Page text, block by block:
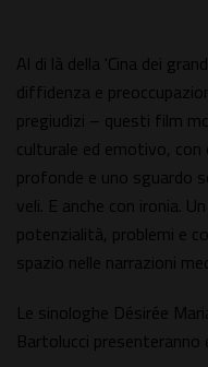
Al di là della 'Cina dei
diffidenza e
pregiudizi – questi film
culturale ed emotivo,
profonde e uno sguardo
veli. E anche con ironia.
potenzialità, problemi e
spazio nelle narrazioni
Le sinologhe Désirée
Bartolucci presenteranno